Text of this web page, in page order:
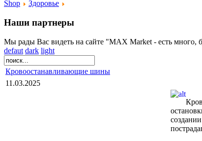
Shop
Здоровье
Наши партнеры
Мы рады Вас видеть на сайте "MAX Market - есть много,
defaut dark light
Кровоостанавливающие шины
11.03.2025